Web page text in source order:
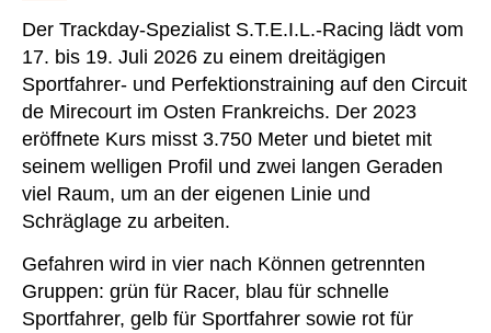
Der Trackday-Spezialist S.T.E.I.L.-Racing lädt vom
17. bis 19. Juli 2026 zu einem dreitägigen
Sportfahrer- und Perfektionstraining auf den Circuit
de Mirecourt im Osten Frankreichs. Der 2023
eröffnete Kurs misst 3.750 Meter und bietet mit
seinem welligen Profil und zwei langen Geraden
viel Raum, um an der eigenen Linie und
Schräglage zu arbeiten.
Gefahren wird in vier nach Können getrennten
Gruppen: grün für Racer, blau für schnelle
Sportfahrer, gelb für Sportfahrer sowie rot für